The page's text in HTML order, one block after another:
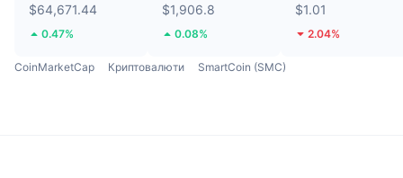
$64,671.44
0.47%
$1,906.8
0.08%
$1.01
2.04%
CoinMarketCap Криптовалюти SmartCoin (SMC)